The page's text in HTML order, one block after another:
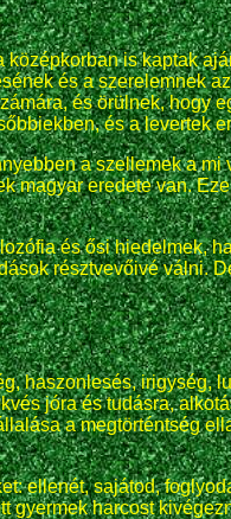
is kaptak
és a szerelemnek
és örülnek, hogy
és a levertek
a szellemek a mi
magyar eredete van.
és ősi hiedelmek,
résztvevőivé válni.
haszonlesés, irigység,
jóra és tudásra,
a megtörténtség
ellenét, sajátod,
gyermek harcost